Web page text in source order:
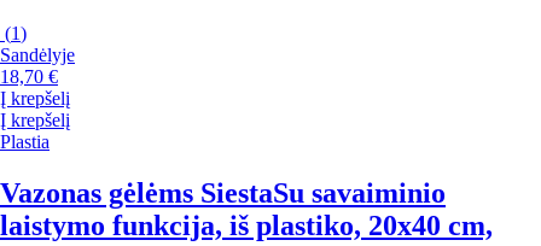
(1)
Sandėlyje
18,70 €
Į krepšelį
Į krepšelį
Plastia
Vazonas gėlėms SiestaSu savaiminio
laistymo funkcija, iš plastiko, 20x40 cm,